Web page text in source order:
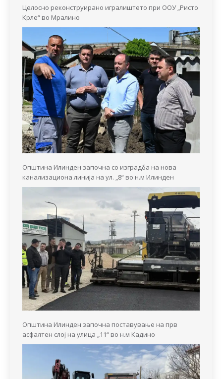
Целосно реконструирано игралиштето при ООУ „Ристо
Крле“ во Мралино
Општина Илинден започна со изградба на нова
канализациона линија на ул. „8“ во н.м Илинден
Општина Илинден започна поставување на прв
асфалтен слој на улица „11“ во н.м Кадино